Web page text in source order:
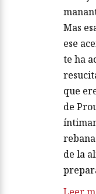
Mas
ese
te ha
que
de
de la